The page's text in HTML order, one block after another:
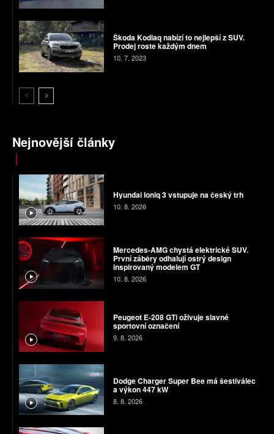
Škoda Kodiaq nabízí to nejlepší z SUV.
Prodej roste každým dnem
10. 7. 2023
Nejnovější články
Hyundai Ioniq 3 vstupuje na český trh
10. 8. 2026
Mercedes-AMG chystá elektrické SUV.
První záběry odhalují ostrý design
inspirovaný modelem GT
10. 8. 2026
Peugeot E-208 GTi oživuje slavné
sportovní označení
9. 8. 2026
Dodge Charger Super Bee má šestiválec
a výkon 447 kW
8. 8. 2026